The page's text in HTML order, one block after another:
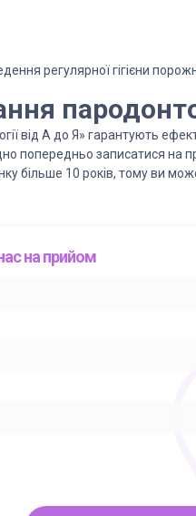
регулярної гігієни
від А до Я» гарантують
попередньо записатися на
більше 10 років, тому ви
на прийом